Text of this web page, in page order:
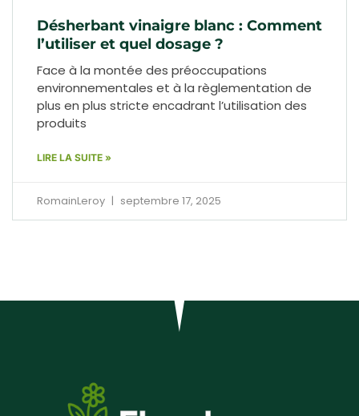
Désherbant vinaigre blanc : Comment
l’utiliser et quel dosage ?
Face à la montée des préoccupations
environnementales et à la règlementation de
plus en plus stricte encadrant l’utilisation des
produits
LIRE LA SUITE »
RomainLeroy septembre 17, 2025